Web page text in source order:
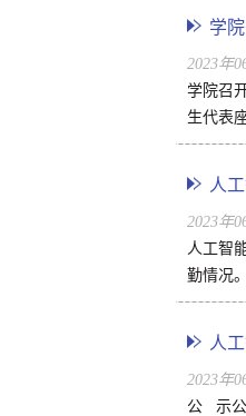
学
2023年
学院召
生代表
人
2023年
人工智
勤情况
人
2023年
公 示